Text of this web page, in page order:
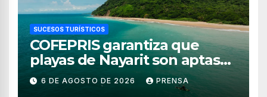
SUCESOS TURÍSTICOS
COFEPRIS garantiza que
playas de Nayarit son aptas
para uso recreativo
6 DE AGOSTO DE 2026 PRENSA